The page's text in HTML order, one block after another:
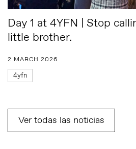
Day 1 at 4YFN | Stop
little brother.
2 MARCH 2026
4yfn
Ver todas las noticias